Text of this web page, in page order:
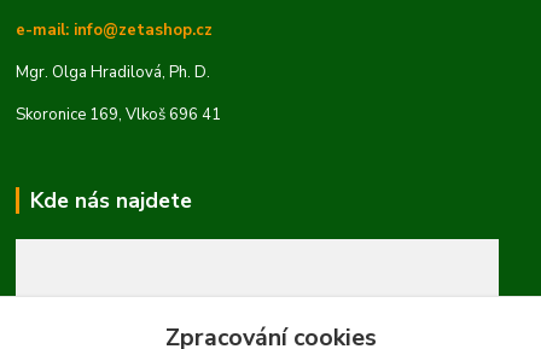
e-mail: info@zetashop.cz
Mgr. Olga Hradilová, Ph. D.
Skoronice 169, Vlkoš 696 41
Kde nás najdete
Zpracování cookies